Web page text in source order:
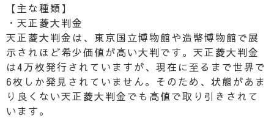
【主な種類】
・天正菱大判金
天正菱大判金は、東京国立博物館や造幣博物館で展
示されほど希少価値が高い大判です。天正菱大判金
は4万枚発行されていますが、現在に至るまで世界で
6枚しか発見されていません。そのため、状態があま
り良くない天正菱大判金でも高値で取り引きされて
います。